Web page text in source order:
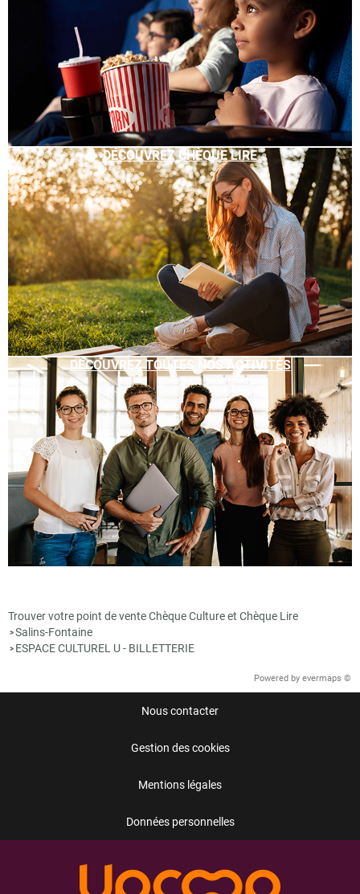
DÉCOUVREZ CHÈQUE LIRE
DÉCOUVREZ TOUTES NOS ACTIVITÉS
Trouver votre point de vente Chèque Culture et Chèque Lire
>Salins-Fontaine
> ESPACE CULTUREL U - BILLETTERIE
Powered by evermaps ©
Nous contacter
Gestion des cookies
Mentions légales
Données personnelles